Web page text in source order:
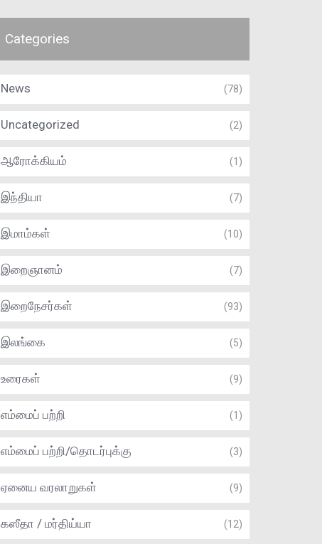
Categories
News (78)
Uncategorized (2)
ஆரோக்கியம் (1)
இந்தியா (7)
இமாம்கள் (10)
இறைஞானம் (7)
இறைநேசர்கள் (93)
இலங்கை (5)
உரைகள் (9)
எம்மைப் பற்றி (1)
எம்மைப் பற்றி/தொடர்புக்கு (3)
ஏனைய வரலாறுகள் (9)
கஸீதா / மர்திய்யா (12)